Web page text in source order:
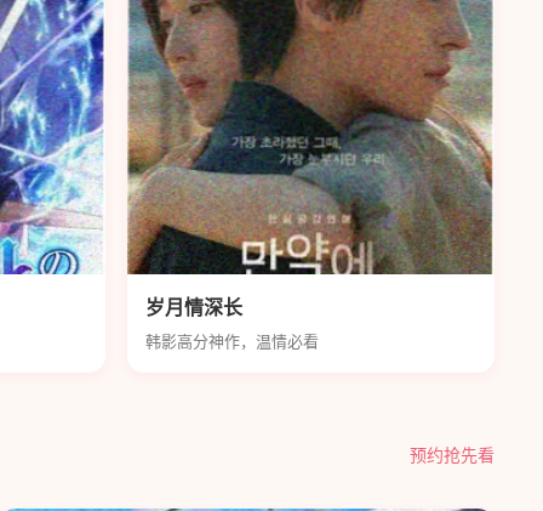
岁月情深长
韩影高分神作，温情必看
预约抢先看